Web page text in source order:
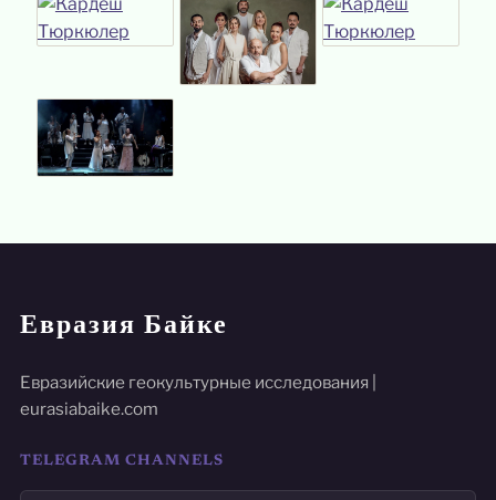
Евразия Байке
Евразийские геокультурные исследования |
eurasiabaike.com
TELEGRAM CHANNELS